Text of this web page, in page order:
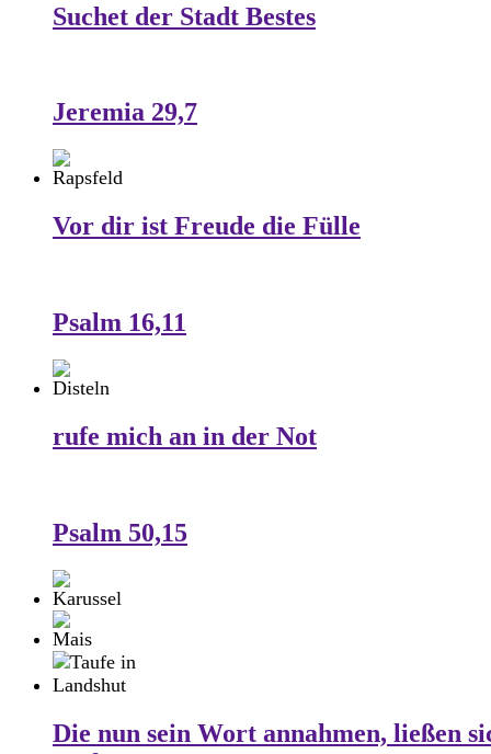
Suchet der Stadt Bestes
Jeremia 29,7
Vor dir ist Freude die Fülle
Psalm 16,11
rufe mich an in der Not
Psalm 50,15
Die nun sein Wort annahmen, ließen